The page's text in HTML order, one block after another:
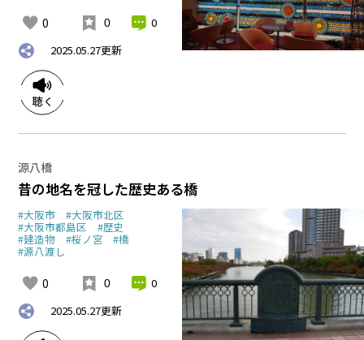
0 0
0
2025.05.27更新
源八橋
昔の地名を冠した歴史ある橋
#大阪市 #大阪市北区
#大阪市都島区 #歴史
#建造物 #桜ノ宮 #橋
#源八渡し
0 0
0
2025.05.27更新